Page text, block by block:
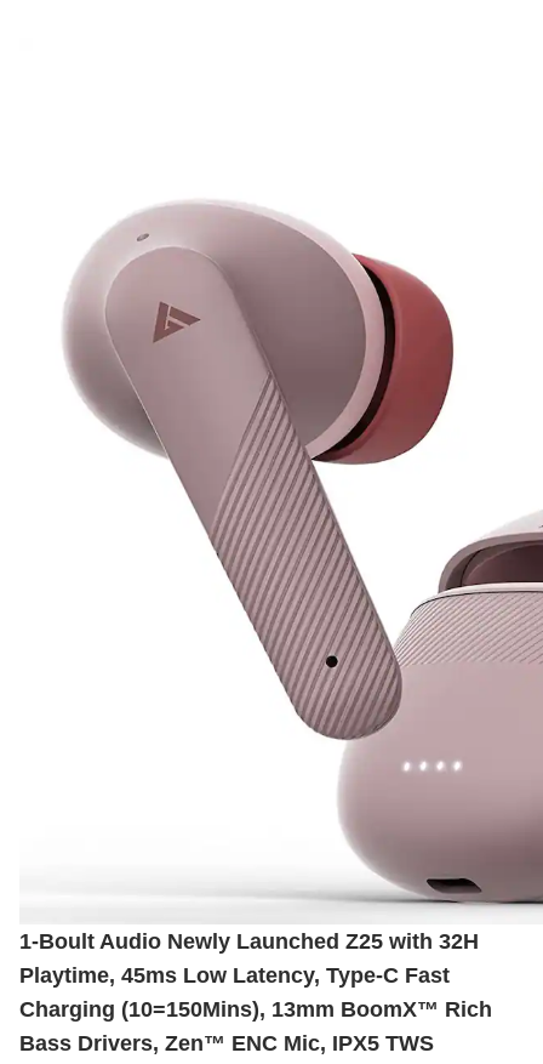
1-Boult Audio Newly Launched Z25 with 32H
Playtime, 45ms Low Latency, Type-C Fast
Charging (10=150Mins), 13mm BoomX™ Rich
Bass Drivers, Zen™ ENC Mic, IPX5 TWS